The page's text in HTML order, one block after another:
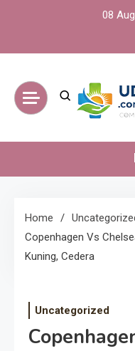
08
Home
Copenhagen Vs
Kuning, Cedera
Uncategorized